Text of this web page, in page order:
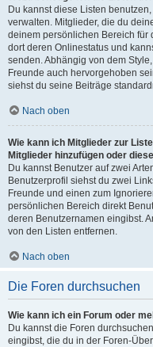
Du kannst diese Listen
verwalten. Mitglieder, die du
deinem persönlichen Bereich für
dort deren Onlinestatus und
senden. Abhängig von dem
Freunde auch hervorgehoben
siehst du seine Beiträge
Nach oben
Wie kann ich Mitglieder zur
Mitglieder hinzufügen oder
Du kannst Benutzer auf zwei
Benutzerprofil siehst du zwei
Freunde und einen zum
persönlichen Bereich direkt
deren Benutzernamen eingibst.
von den Listen entfernen.
Nach oben
Die Foren durchsuchen
Wie kann ich ein Forum oder
Du kannst die Foren
eingibst, die du in der Foren-